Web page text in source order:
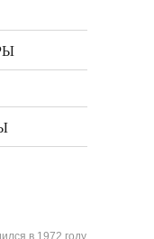
в 1972 году